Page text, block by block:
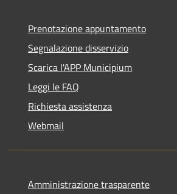
Prenotazione appuntamento
Segnalazione disservizio
Scarica l'APP Municipium
Leggi le FAQ
Richiesta assistenza
Webmail
Amministrazione trasparente